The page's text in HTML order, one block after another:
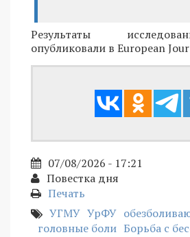
Результаты
опубликовали в European
07/08/2026 - 17:21
Повестка дня
Печать
УГМУ УрФУ
головные боли Борьба с